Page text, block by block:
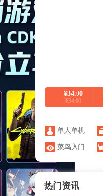
¥34.00
¥34.00
单人单机
菜鸟入门
热门资讯